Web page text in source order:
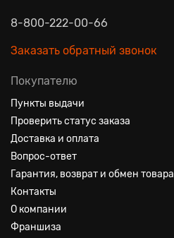
8-800-222-00-66
Заказать обратный звонок
Покупателю
Пункты выдачи
Проверить статус заказа
Доставка и оплата
Вопрос-ответ
Гарантия, возврат и обмен товара
Контакты
О компании
Франшиза